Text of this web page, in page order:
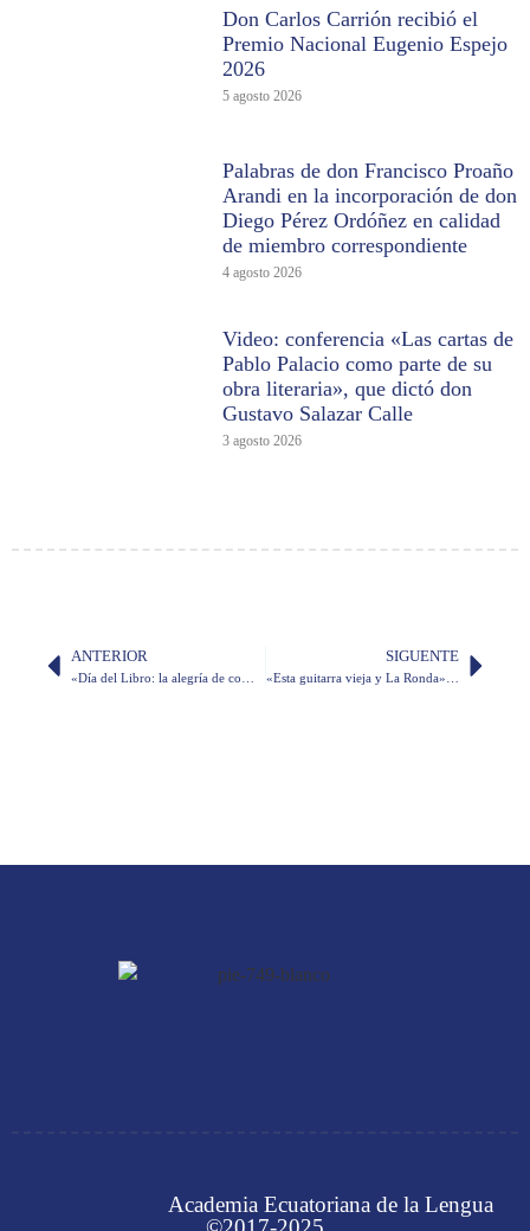
Don Carlos Carrión recibió el
Premio Nacional Eugenio Espejo
2026
5 agosto 2026
Palabras de don Francisco Proaño
Arandi en la incorporación de don
Diego Pérez Ordóñez en calidad
de miembro correspondiente
4 agosto 2026
Video: conferencia «Las cartas de
Pablo Palacio como parte de su
obra literaria», que dictó don
Gustavo Salazar Calle
3 agosto 2026
ANTERIOR SIGUENTE
Academia Ecuatoriana de la Lengua